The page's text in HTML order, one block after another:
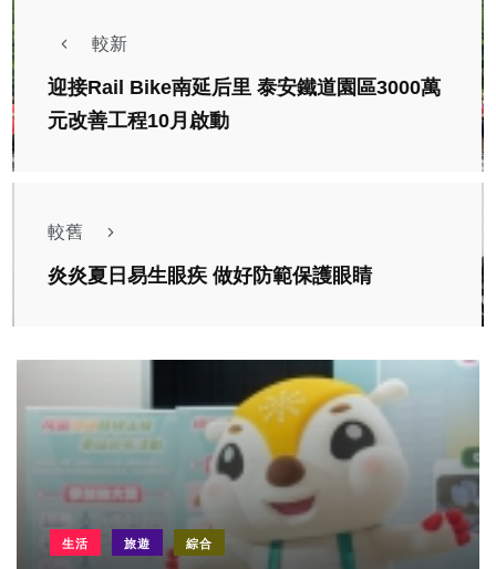
較新
迎接Rail Bike南延后里 泰安鐵道園區3000萬
元改善工程10月啟動
較舊
炎炎夏日易生眼疾 做好防範保護眼睛
生活 旅遊 綜合